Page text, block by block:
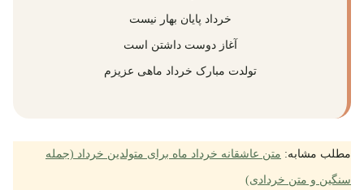
خرداد پایان بهار نیست
آغاز دوست داشتن است
تولدت مبارک خرداد ماهی عزیزم
مطلب مشابه: متن عاشقانه خرداد ماه برای متولدین خرداد (جمله
سنگین و متن خردادی)